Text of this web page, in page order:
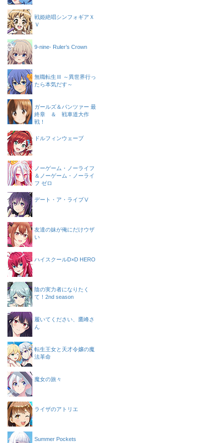
戦姫絶唱シンフォギアＸ
Ｖ
9-nine- Ruler’s Crown
無職転生Ⅲ ～異世界行っ
たら本気だす～
ガールズ＆パンツァー 最
終章 ＆ 戦車道大作
戦！
ドルフィンウェーブ
ノーゲーム・ノーライフ
＆ノーゲーム・ノーライ
フ ゼロ
デート・ア・ライブⅤ
友達の妹が俺にだけウザ
い
ハイスクールD×D HERO
陰の実力者になりたく
て！2nd season
履いてください、鷹峰さ
ん
転生王女と天才令嬢の魔
法革命
魔女の旅々
ライザのアトリエ
Summer Pockets